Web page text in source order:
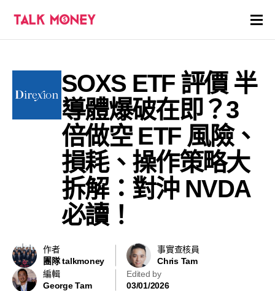
證券商評價
各種投資產品戶口
關於
SOXS ETF 評價 半
導體爆破在即？3
倍做空 ETF 風險、
損耗、操作策略大
拆解：對沖 NVDA
必讀！
作者
團隊 talkmoney
事實查核員
Chris Tam
編輯
George Tam
Edited by
03/01/2026